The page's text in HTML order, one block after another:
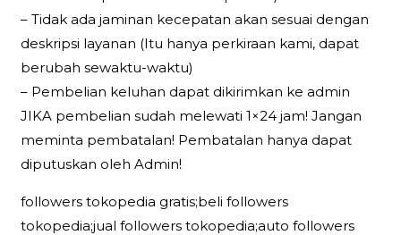
– Tidak ada jaminan kecepatan akan sesuai dengan
deskripsi layanan (Itu hanya perkiraan kami, dapat
berubah sewaktu-waktu)
– Pembelian keluhan dapat dikirimkan ke admin
JIKA pembelian sudah melewati 1×24 jam! Jangan
meminta pembatalan! Pembatalan hanya dapat
diputuskan oleh Admin!
followers tokopedia gratis;beli followers
tokopedia;jual followers tokopedia;auto followers